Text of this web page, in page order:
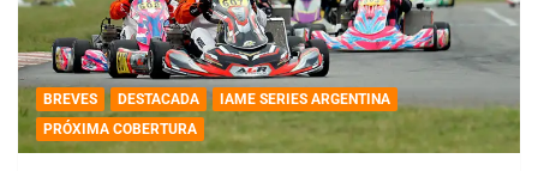
BREVES DESTACADA
IAME SERIES ARGENTINA
PRÓXIMA COBERTURA